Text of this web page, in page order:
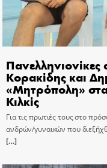
Κορακίδης και
«Μητρόπολη»
Κιλκίς
Για τις πρωτιές τους στο
ανδρών/γυναικών που
[…]